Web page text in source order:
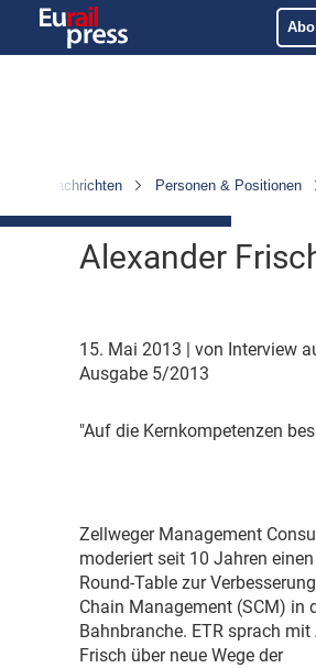
Abo
Nachrichten Personen & Positionen
Alexander
15. Mai 2013
| von Interview
Ausgabe 5/2013
"Auf die Kernkompetenzen
Zellweger Management
moderiert seit 10 Jahren
Round-Table zur
Chain Management (SCM) in
Bahnbranche. ETR sprach mit
Frisch über neue Wege der